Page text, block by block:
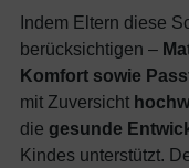
Indem Eltern diese
berücksichtigen –
Komfort sowie
mit Zuversicht
die gesunde
Kindes unterstützt.